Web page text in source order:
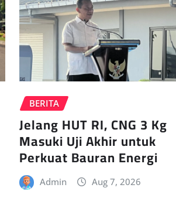
BERITA
Jelang HUT RI, CNG 3 Kg
Masuki Uji Akhir untuk
Perkuat Bauran Energi
Admin Aug 7, 2026